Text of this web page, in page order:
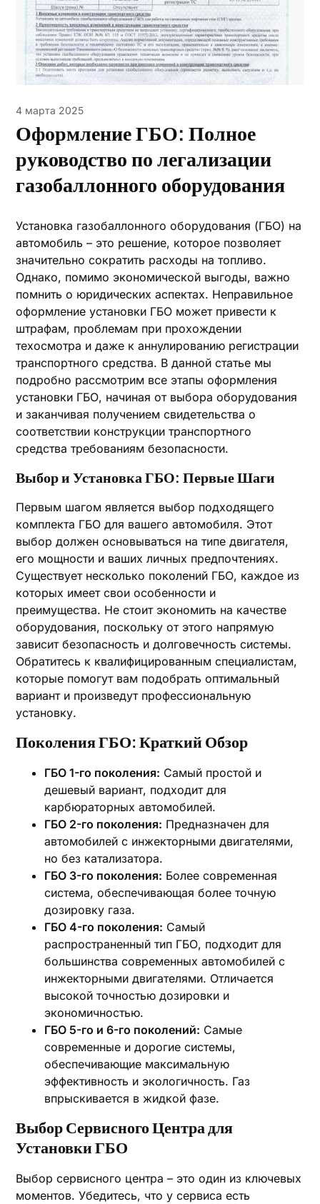
4 марта 2025
Оформление ГБО: Полное
руководство по легализации
газобаллонного оборудования
Установка газобаллонного оборудования (ГБО) на
автомобиль – это решение, которое позволяет
значительно сократить расходы на топливо.
Однако, помимо экономической выгоды, важно
помнить о юридических аспектах. Неправильное
оформление установки ГБО может привести к
штрафам, проблемам при прохождении
техосмотра и даже к аннулированию регистрации
транспортного средства. В данной статье мы
подробно рассмотрим все этапы оформления
установки ГБО, начиная от выбора оборудования
и заканчивая получением свидетельства о
соответствии конструкции транспортного
средства требованиям безопасности.
Выбор и Установка ГБО: Первые Шаги
Первым шагом является выбор подходящего
комплекта ГБО для вашего автомобиля. Этот
выбор должен основываться на типе двигателя,
его мощности и ваших личных предпочтениях.
Существует несколько поколений ГБО, каждое из
которых имеет свои особенности и
преимущества. Не стоит экономить на качестве
оборудования, поскольку от этого напрямую
зависит безопасность и долговечность системы.
Обратитесь к квалифицированным специалистам,
которые помогут вам подобрать оптимальный
вариант и произведут профессиональную
установку.
Поколения ГБО: Краткий Обзор
ГБО 1-го поколения: Самый простой и
дешевый вариант, подходит для
карбюраторных автомобилей.
ГБО 2-го поколения: Предназначен для
автомобилей с инжекторными двигателями,
но без катализатора.
ГБО 3-го поколения: Более современная
система, обеспечивающая более точную
дозировку газа.
ГБО 4-го поколения: Самый
распространенный тип ГБО, подходит для
большинства современных автомобилей с
инжекторными двигателями. Отличается
высокой точностью дозировки и
экономичностью.
ГБО 5-го и 6-го поколений: Самые
современные и дорогие системы,
обеспечивающие максимальную
эффективность и экологичность. Газ
впрыскивается в жидкой фазе.
Выбор Сервисного Центра для
Установки ГБО
Выбор сервисного центра – это один из ключевых
моментов. Убедитесь, что у сервиса есть